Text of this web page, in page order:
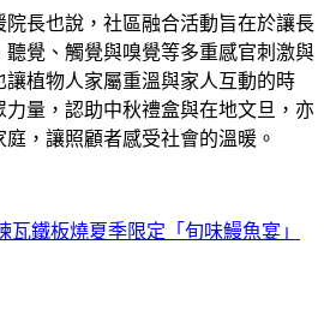
長也說，社區融合活動旨在於讓長
覺、觸覺與嗅覺等多重感官刺激與
植物人家屬重溫與家人互動的時
量，認助中秋禮盒與在地文旦，亦
，讓照顧者感受社會的溫暖。
瓦鐵板燒夏季限定「旬味鰻魚宴」